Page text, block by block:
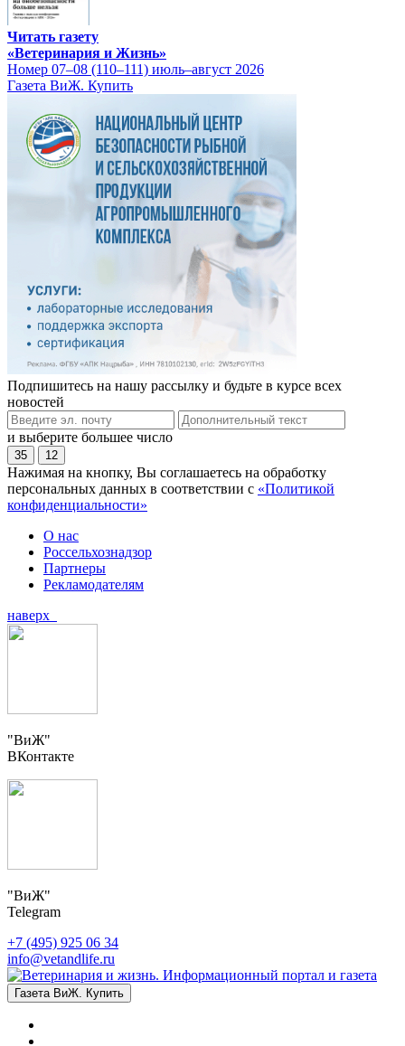
Читать газету
«Ветеринария и Жизнь»
Номер 07–08 (110–111) июль–август 2026
Газета ВиЖ. Купить
Подпишитесь на нашу рассылку и будьте в курсе всех
новостей
и выберите большее число
35 12
Нажимая на кнопку, Вы соглашаетесь на обработку
персональных данных в соответствии с «Политикой
конфиденциальности»
О нас
Россельхознадзор
Партнеры
Рекламодателям
наверх
"ВиЖ"
ВКонтакте
"ВиЖ"
Telegram
+7 (495) 925 06 34
info@vetandlife.ru
Газета ВиЖ. Купить